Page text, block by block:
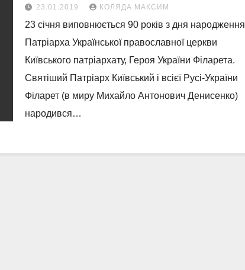
23.01.2019 КОЛЯДА МАКСИМ
23 січня виповнюється 90 років з дня народження
Патріарха Української православної церкви
Київського патріархату, Героя України Філарета.
Святіший Патріарх Київський і всієї Русі-України
Філарет (в миру Михайло Антонович Денисенко)
народився…